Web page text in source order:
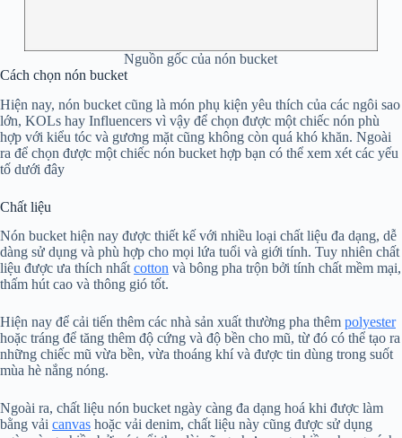
Nguồn gốc của nón bucket
Cách chọn nón bucket
Hiện nay, nón bucket cũng là món phụ kiện yêu thích của các ngôi sao
lớn, KOLs hay Influencers vì vậy để chọn được một chiếc nón phù
hợp với kiểu tóc và gương mặt cũng không còn quá khó khăn. Ngoài
ra để chọn được một chiếc nón bucket hợp bạn có thể xem xét các yếu
tố dưới đây
Chất liệu
Nón bucket hiện nay được thiết kế với nhiều loại chất liệu đa dạng, dễ
dàng sử dụng và phù hợp cho mọi lứa tuổi và giới tính. Tuy nhiên chất
liệu được ưa thích nhất cotton và bông pha trộn bởi tính chất mềm mại,
thấm hút cao và thông gió tốt.
Hiện nay để cải tiến thêm các nhà sản xuất thường pha thêm polyester
hoặc tráng để tăng thêm độ cứng và độ bền cho mũ, từ đó có thể tạo ra
những chiếc mũ vừa bền, vừa thoáng khí và được tin dùng trong suốt
mùa hè nắng nóng.
Ngoài ra, chất liệu nón bucket ngày càng đa dạng hoá khi được làm
bằng vải canvas hoặc vải denim, chất liệu này cũng được sử dụng